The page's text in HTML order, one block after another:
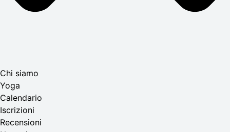
Chi siamo
Yoga
Calendario
Іscrizioni
Recensioni